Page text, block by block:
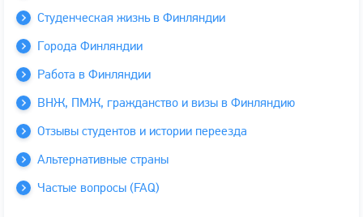
Студенческая жизнь в Финляндии
Города Финляндии
Работа в Финляндии
ВНЖ, ПМЖ, гражданство и визы в Финляндию
Отзывы студентов и истории переезда
Альтернативные страны
Частые вопросы (FAQ)